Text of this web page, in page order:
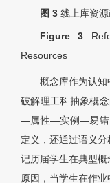
图 3 线上库资
Figure 3
Resources
概念库作为认
破解理工科抽象概
—属性—实例—易错
定义，还通过语义
记历届学生在典型
原因，当学生在作